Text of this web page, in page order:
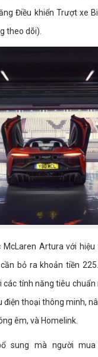
Điều khiển Trượt xe
theo dõi).
Artura với
bỏ ra khoản tiền
các tính năng tiêu chuẩn
điện thoại thông minh,
êm, và Homelink.
sung mà người